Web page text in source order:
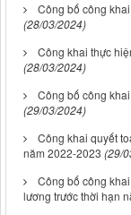
Công bố công
(28/03/2024)
Công khai thực
(28/03/2024)
Công bố công
(29/03/2024)
Công khai quyết
năm 2022-2023 (29/
Công bố công
lương trước thời hạn